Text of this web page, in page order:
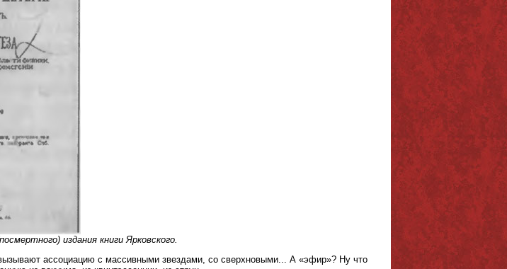
издания книги Ярковского.
ассоциацию с массивными звездами, со сверхновыми... А «эфир»? Ну что